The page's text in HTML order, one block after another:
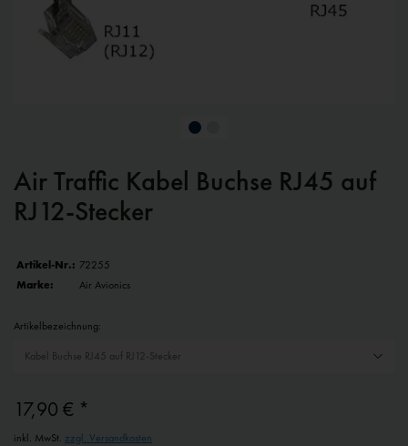
Air Traffic Kabel Buchse RJ45 auf
RJ12-Stecker
Artikel-Nr.: 72255
Marke:
Air Avionics
Artikelbezeichnung:
17,90 € *
inkl. MwSt. zzgl. Versandkosten